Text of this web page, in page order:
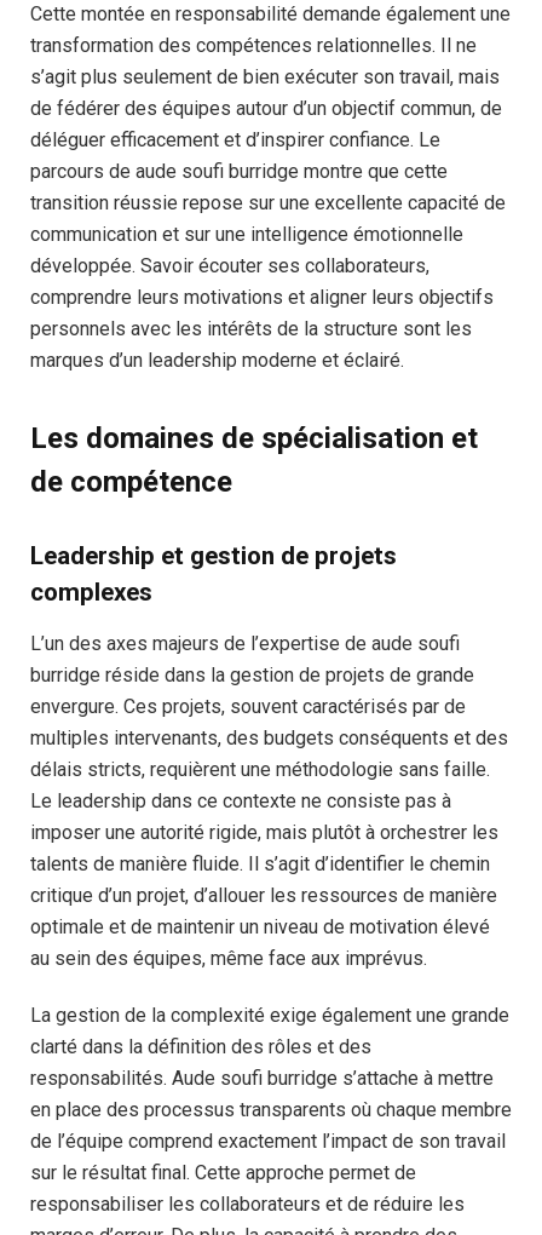
Cette montée en responsabilité demande également une
transformation des compétences relationnelles. Il ne
s’agit plus seulement de bien exécuter son travail, mais
de fédérer des équipes autour d’un objectif commun, de
déléguer efficacement et d’inspirer confiance. Le
parcours de aude soufi burridge montre que cette
transition réussie repose sur une excellente capacité de
communication et sur une intelligence émotionnelle
développée. Savoir écouter ses collaborateurs,
comprendre leurs motivations et aligner leurs objectifs
personnels avec les intérêts de la structure sont les
marques d’un leadership moderne et éclairé.
Les domaines de spécialisation et
de compétence
Leadership et gestion de projets
complexes
L’un des axes majeurs de l’expertise de aude soufi
burridge réside dans la gestion de projets de grande
envergure. Ces projets, souvent caractérisés par de
multiples intervenants, des budgets conséquents et des
délais stricts, requièrent une méthodologie sans faille.
Le leadership dans ce contexte ne consiste pas à
imposer une autorité rigide, mais plutôt à orchestrer les
talents de manière fluide. Il s’agit d’identifier le chemin
critique d’un projet, d’allouer les ressources de manière
optimale et de maintenir un niveau de motivation élevé
au sein des équipes, même face aux imprévus.
La gestion de la complexité exige également une grande
clarté dans la définition des rôles et des
responsabilités. Aude soufi burridge s’attache à mettre
en place des processus transparents où chaque membre
de l’équipe comprend exactement l’impact de son travail
sur le résultat final. Cette approche permet de
responsabiliser les collaborateurs et de réduire les